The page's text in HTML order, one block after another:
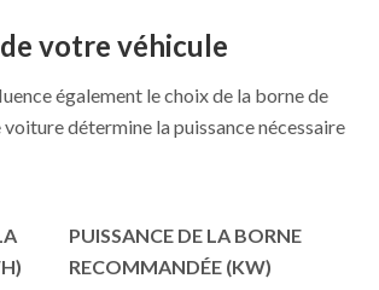
votre véhicule
également le choix de la borne de
détermine la puissance nécessaire
PUISSANCE DE LA BORNE
RECOMMANDÉE (KW)